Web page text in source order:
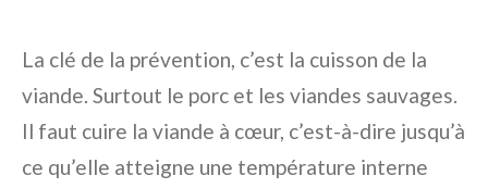
La clé de la prévention, c’est la cuisson de la
viande. Surtout le porc et les viandes sauvages.
Il faut cuire la viande à cœur, c’est-à-dire jusqu’à
ce qu’elle atteigne une température interne